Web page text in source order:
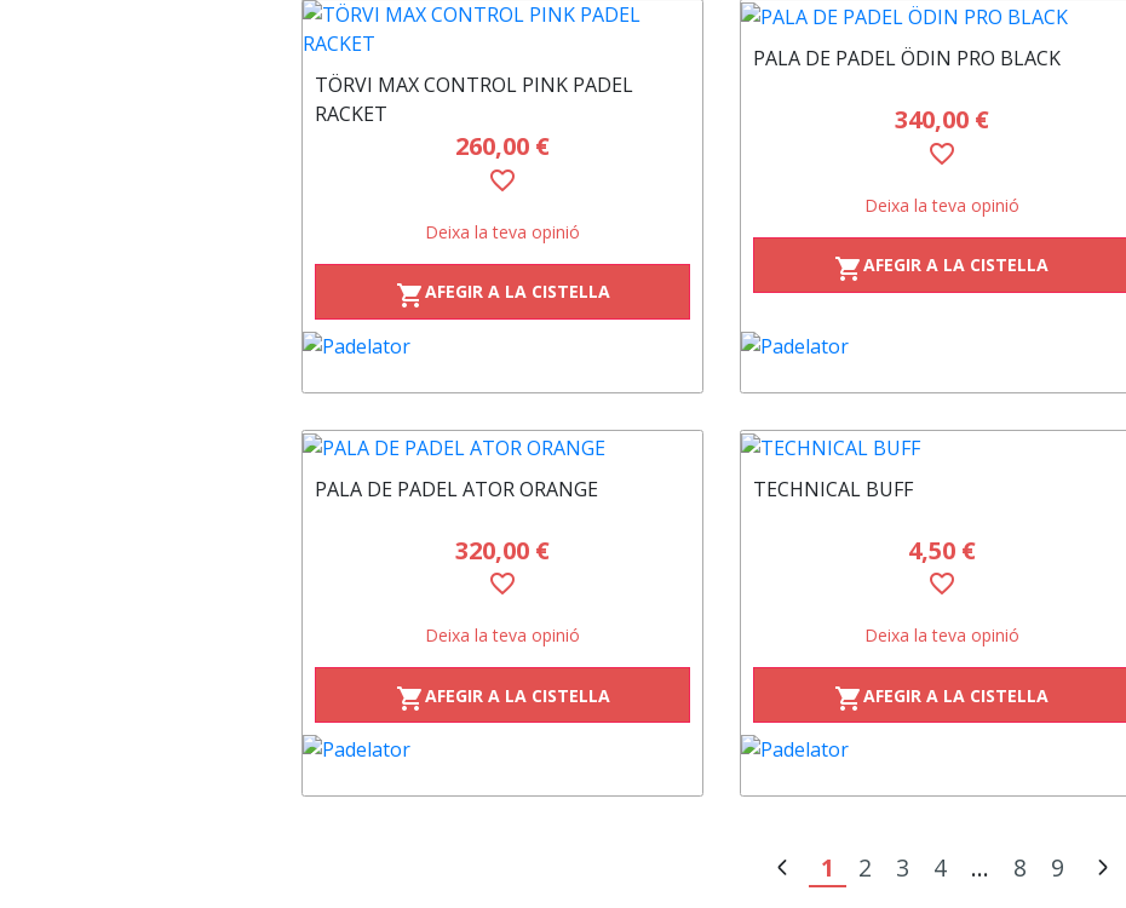
TÖRVI MAX CONTROL PINK PADEL
RACKET
260,00 €
favorite_border
Deixa la teva opinió
shopping_cartAFEGIR A LA CISTELLA
PALA DE PADEL ÖDIN PRO BLACK
340,00 €
favorite_border
Deixa la teva opinió
shopping_cartAFEGIR A LA CISTELLA
PALA DE PADEL ATOR ORANGE
320,00 €
favorite_border
Deixa la teva opinió
shopping_cartAFEGIR A LA CISTELLA
TECHNICAL BUFF
4,50 €
favorite_border
Deixa la teva opinió
shopping_cartAFEGIR A LA CISTELLA
1 2 3 4 ... 8 9